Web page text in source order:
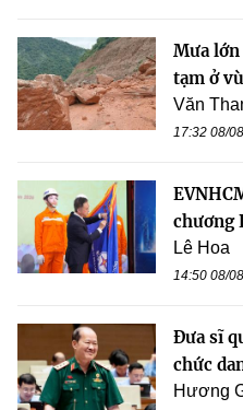
Mưa
tạm ở
Văn
17:32 08/
chương
Lê Hoa
14:50 08/
Đưa sĩ
chức
Hương